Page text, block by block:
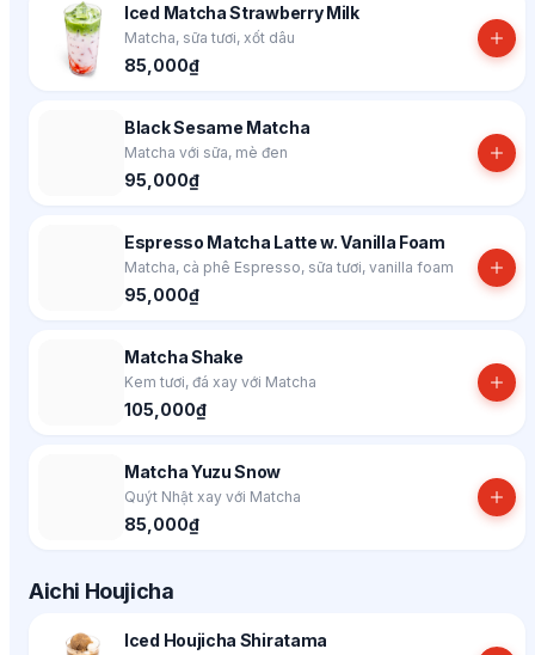
Iced Matcha Strawberry Milk
Matcha, sữa tươi, xốt dâu
85,000₫
Black Sesame Matcha
Matcha với sữa, mè đen
95,000₫
Espresso Matcha Latte w. Vanilla Foam
Matcha, cà phê Espresso, sữa tươi, vanilla foam
95,000₫
Matcha Shake
Kem tươi, đá xay với Matcha
105,000₫
Matcha Yuzu Snow
Quýt Nhật xay với Matcha
85,000₫
Aichi Houjicha
Iced Houjicha Shiratama